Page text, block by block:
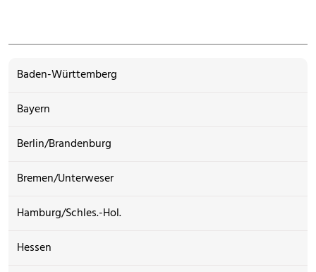
Baden-Württemberg
Bayern
Berlin/Brandenburg
Bremen/Unterweser
Hamburg/Schles.-Hol.
Hessen